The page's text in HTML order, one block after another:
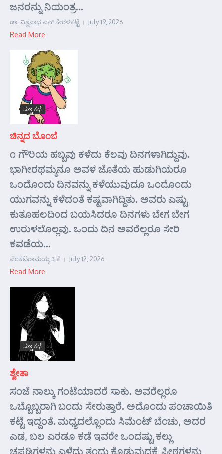
ಜನರನ್ನು ನಿಯಂತ್ರ...
ಡಾ. ವಿಶ್ವನಾಥ ಎನ್ ನೇರಳಕಟ್ಟೆ July 19, 2026
Read More
ಸಣ್ಣ ಕಥೆ
ಚಿನ್ನದ ಬೊಂಬೆ
೧ ಗೌರಿಯ ಹಬ್ಬವು ಕಳೆದು ಕೆಲವು ದಿನಗಳಾಗಿದ್ದುವು.
ಭಾಗೀರಥಮ್ಮನೂ ಅವಳ ಜೊತೆಯ ಹುಡುಗಿಯರೂ
ಒಂದೊಂದು ದಿನವನ್ನು ಕಳೆಯುವುದೂ ಒಂದೊಂದು
ಯುಗವನ್ನು ಕಳೆದಂತೆ ಕಷ್ಟವಾಗಿದ್ದಿತು. ಅವರು ಎಷ್ಟು
ಕುತೂಹಲದಿಂದ ಬಯಸಿದರೂ ದಿನಗಳು ಬೇಗ ಬೇಗ
ಉರುಳಲೊಲ್ಲವು. ಒಂದು ದಿನ ಅವರೆಲ್ಲರೂ ಸೇರಿ
ಕವಡೆಯ...
ವೆಂಕಟರಾಮಯ್ಯ ಸಿ ಕೆ July 12, 2026
Read More
ಸಣ್ಣ ಕಥೆ
ಶ್ವೇತಾ
ಸಂಜೆ ನಾಲ್ಕು ಗಂಟೆಯಾದರೆ ಸಾಕು. ಅವರೆಲ್ಲರೂ
ಒಬ್ಬೊಬ್ಬರಾಗಿ ಬಂದು ಸೇರುತ್ತಾರೆ. ಅದೊಂದು ಪಂಚಾಯಿತಿ
ಕಟ್ಟೆ ಇದ್ದಂತೆ. ಮಧ್ಯದಲ್ಲೊಂದು ಸಿಮೆಂಟ್ ಬೆಂಚು, ಅದರ
ಎಡ, ಬಲ ಎರಡೂ ಕಡೆ ಇವರೇ ಒಂದಷ್ಟು ಕಲ್ಲು
ಚಪ್ಪಡಿಗಳನ್ನು ಎಳೆದು ತಂದು ಕೊಡುವುದಕ್ಕೆ ಪೀಠಗಳನ್ನು